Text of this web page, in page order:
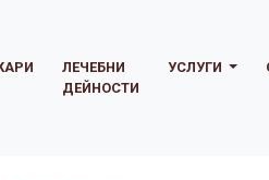
ЛЕЧЕБНИ
ДЕЙНОСТИ
УСЛУГИ